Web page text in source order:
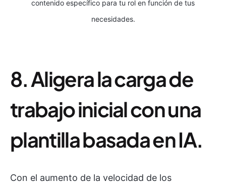
contenido específico para tu rol en función de tus
necesidades.
8. Aligera la carga de
trabajo inicial con una
plantilla basada en IA.
Con el aumento de la velocidad de los